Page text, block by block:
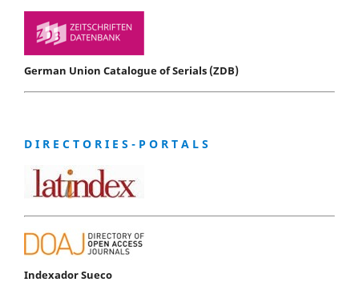
German Union Catalogue of Serials (ZDB)
D I R E C T O R I E S - P O R T A L S
Indexador Sueco